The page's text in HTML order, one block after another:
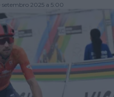
2025 a 5:00